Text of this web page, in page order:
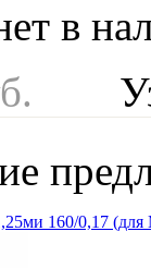
в
160/0,17